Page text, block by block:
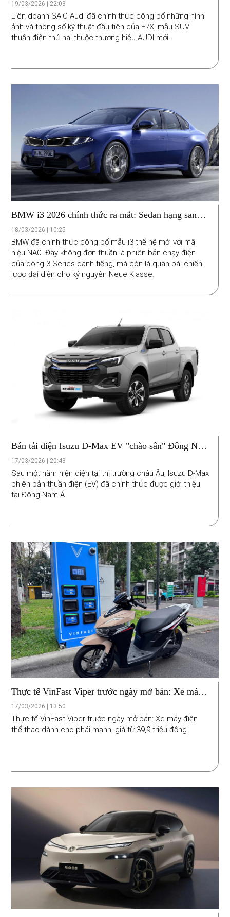
19/03/2026 | 22:03
Liên doanh SAIC-Audi đã chính thức công bố những hình
ảnh và thông số kỹ thuật đầu tiên của E7X, mẫu SUV
thuần điện thứ hai thuộc thương hiệu AUDI mới.
BMW i3 2026 chính thức ra mắt: Sedan hạng sang
vận hành 900 km, sạc 10 phút đi 400 km
18/03/2026 | 10:25
BMW đã chính thức công bố mẫu i3 thế hệ mới với mã
hiệu NA0. Đây không đơn thuần là phiên bản chạy điện
của dòng 3 Series danh tiếng, mà còn là quân bài chiến
lược đại diện cho kỷ nguyên Neue Klasse.
Bán tải điện Isuzu D-Max EV "chào sân" Đông Nam
Á: Sức kéo 3,5 tấn, lội nước 600mm, giá từ 1,28 tỷ
đồng
17/03/2026 | 20:43
Sau một năm hiện diện tại thị trường châu Âu, Isuzu D-Max
phiên bản thuần điện (EV) đã chính thức được giới thiệu
tại Đông Nam Á.
Thực tế VinFast Viper trước ngày mở bán: Xe máy
điện thể thao dành cho phái mạnh, giá từ 39,9 triệu
đồng
17/03/2026 | 13:50
Thực tế VinFast Viper trước ngày mở bán: Xe máy điện
thể thao dành cho phái mạnh, giá từ 39,9 triệu đồng.